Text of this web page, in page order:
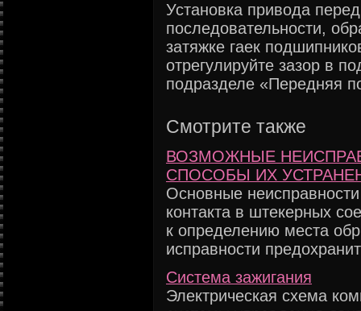
Установка привода
последовательности,
затяжке гаек
отрегулируйте зазор в
подразделе «Передняя
Смотрите также
ВОЗМОЖНЫЕ
СПОСОБЫ ИХ
Основные
контакта в штекерных
к определению места
исправности
Система зажигания
Электрическая схема